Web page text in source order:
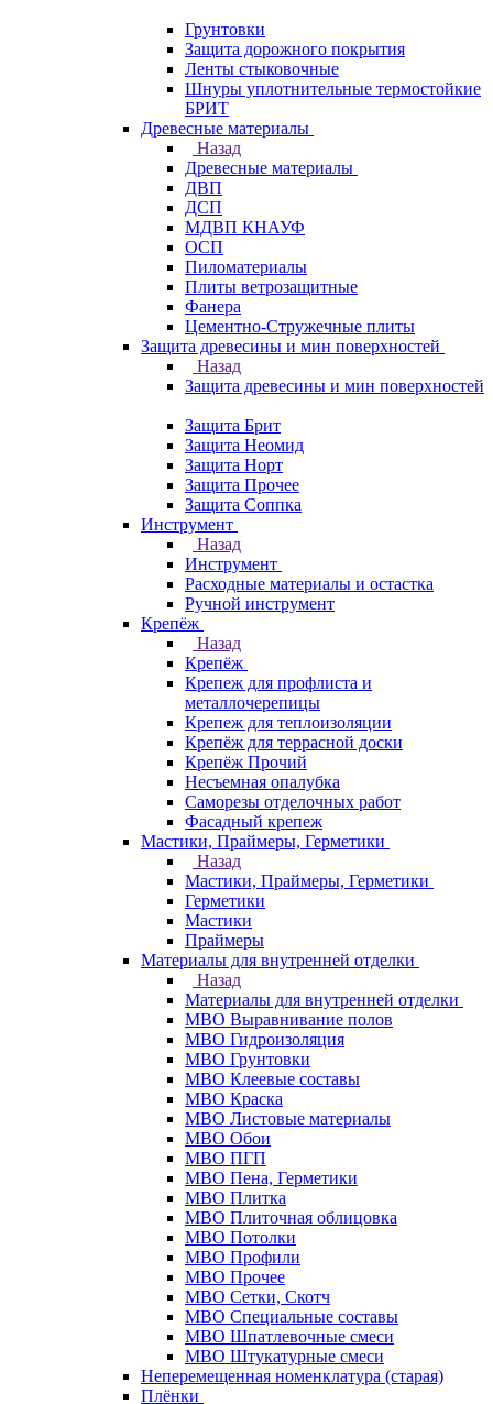
Грунтовки
Защита дорожного покрытия
Ленты стыковочные
Шнуры уплотнительные термостойкие
БРИТ
Древесные материалы
Назад
Древесные материалы
ДВП
ДСП
МДВП КНАУФ
ОСП
Пиломатериалы
Плиты ветрозащитные
Фанера
Цементно-Стружечные плиты
Защита древесины и мин поверхностей
Назад
Защита древесины и мин поверхностей
Защита Брит
Защита Неомид
Защита Норт
Защита Прочее
Защита Соппка
Инструмент
Назад
Инструмент
Расходные материалы и остастка
Ручной инструмент
Крепёж
Назад
Крепёж
Крепеж для профлиста и
металлочерепицы
Крепеж для теплоизоляции
Крепёж для террасной доски
Крепёж Прочий
Несъемная опалубка
Саморезы отделочных работ
Фасадный крепеж
Мастики, Праймеры, Герметики
Назад
Мастики, Праймеры, Герметики
Герметики
Мастики
Праймеры
Материалы для внутренней отделки
Назад
Материалы для внутренней отделки
МВО Выравнивание полов
МВО Гидроизоляция
МВО Грунтовки
МВО Клеевые составы
МВО Краска
МВО Листовые материалы
МВО Обои
МВО ПГП
МВО Пена, Герметики
МВО Плитка
МВО Плиточная облицовка
МВО Потолки
МВО Профили
МВО Прочее
МВО Сетки, Скотч
МВО Специальные составы
МВО Шпатлевочные смеси
МВО Штукатурные смеси
Неперемещенная номенклатура (старая)
Плёнки